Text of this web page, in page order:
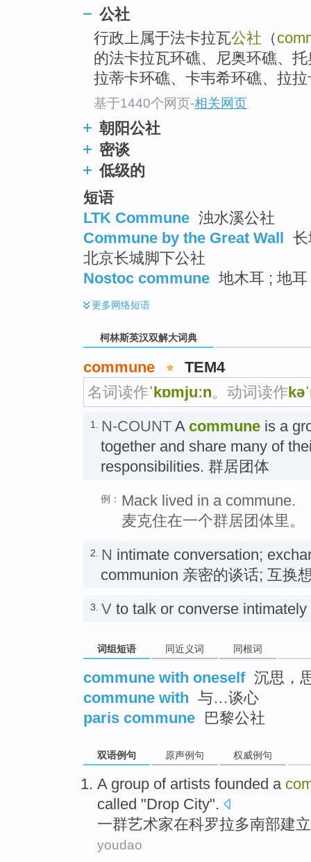
公社
行政上属于法卡拉瓦公社 （
的法卡拉瓦环礁、尼奥环礁、
拉蒂卡环礁、卡韦希环礁、拉
基于1440个网页-相关网页
朝阳公社
密谈
低级的
短语
LTK Commune 浊水溪公社
Commune by the Great Wall
北京长城脚下公社
Nostoc commune 地木耳 ; 地
更多网络短语
柯林斯英汉双解大词典
commune
TEM4
名词读作ˈkɒmjuːn。动词读作
1. N-COUNT A commune is a
together and share many of
responsibilities. 群居团体
例： Mack lived in a commune.
麦克住在一个群居团体里。
2. N intimate conversation;
communion 亲密的谈话; 互换
3. V to talk or converse
词组短语 同近义词 同根词
commune with oneself 沉思，
commune with 与…谈心
paris commune
巴黎公社
双语例句 原声例句 权威例句
A group of artists founded a
called "Drop City".
一群艺术家在科罗拉多南部建立
youdao